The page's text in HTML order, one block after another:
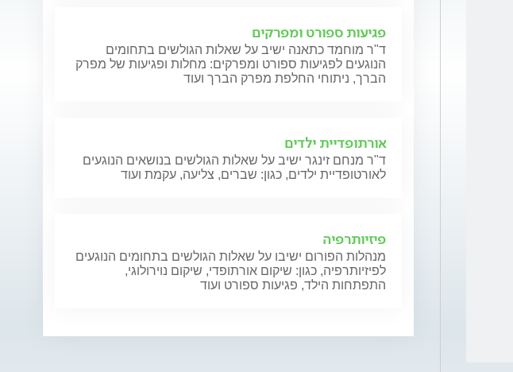
פגיעות ספורט ומפרקים
ד"ר מוחמד כתאנה ישיב על שאלות הגולשים בתחומים
הנוגעים לפגיעות ספורט ומפרקים: מחלות ופגיעות של מפרק
הברך, ניתוחי החלפת מפרק הברך ועוד
אורתופדיית ילדים
ד"ר מנחם זינגר ישיב על שאלות הגולשים בנושאים הנוגעים
לאורטופדיית ילדים, כגון: שברים, צליעה, עקמת ועוד
פיזיותרפיה
מנהלות הפורום ישיבו על שאלות הגולשים בתחומים הנוגעים
לפיזיותרפיה, כגון: שיקום אורתופדי, שיקום נוירולוגי,
התפתחות הילד, פגיעות ספורט ועוד